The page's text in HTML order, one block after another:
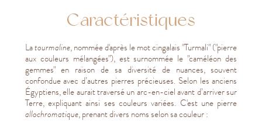
Caractéristiques
Latourmaline, nommée d'après le mot cingalais "Turmali" ("pierre
aux couleurs mélangées"), est surnommée le "caméléon des
gemmes" en raison de sa diversité de nuances, souvent
confondue avec d’autres pierres précieuses. Selon les anciens
Égyptiens, elle aurait traversé un arc-en-ciel avant d’arriver sur
Terre, expliquant ainsi ses couleurs variées. C'est une pierre
allochromatique, prenant divers noms selon sa couleur :